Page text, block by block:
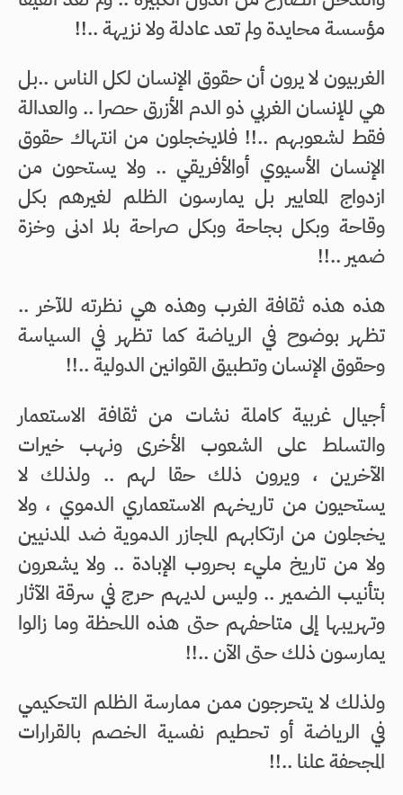
مؤسسة محايدة ولم تعد عادلة ولا نزيهة ..!!
الغربيون لا يرون أن حقوق الإنسان لكل الناس ..بل
هي للإنسان الغربي ذو الدم الأزرق حصرا .. والعدالة
فقط لشعوبهم ..!! فلايخجلون من انتهاك حقوق
الإنسان الأسيوي أوالأفريقي .. ولا يستحون من
ازدواج المعايير بل يمارسون الظلم لغيرهم بكل
وقاحة وبكل بجاحة وبكل صراحة بلا ادنى وخزة
ضمير ..!!
هذه هذه ثقافة الغرب وهذه هي نظرته للآخر ..
تظهر بوضوح في الرياضة كما تظهر في السياسة
وحقوق الإنسان وتطبيق القوانين الدولية ..!!
أجيال غربية كاملة نشات من ثقافة الاستعمار
والتسلط على الشعوب الأخرى ونهب خيرات
الآخرين ، ويرون ذلك حقا لهم .. ولذلك لا
يستحيون من تاريخهم الاستعماري الدموي ، ولا
يخجلون من ارتكابهم المجازر الدموية ضد المدنيين
ولا من تاريخ مليء بحروب الإبادة .. ولا يشعرون
بتأنيب الضمير .. وليس لديهم حرج في سرقة الآثار
وتهريبها إلى متاحفهم حتى هذه اللحظة وما زالوا
يمارسون ذلك حتى الآن ..!!
ولذلك لا يتحرجون ممن ممارسة الظلم التحكيمي
في الرياضة أو تحطيم نفسية الخصم بالقرارات
المجحفة علنا ..!!